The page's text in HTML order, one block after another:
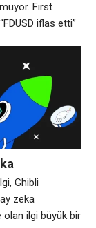
First
iflas etti”
kaçındığını
düzenlemeyi
Ghibli
zeka
olan ilgi büyük bir